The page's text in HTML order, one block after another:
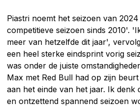
Piastri noemt het seizoen van
competitieve seizoen sinds 2010'.
meer van hetzelfde dit jaar',
een heel sterke eindsprint vorig
was onder de juiste
Max met Red Bull had op zijn
aan het einde van het jaar. Ik denk
en ontzettend spannend seizoen